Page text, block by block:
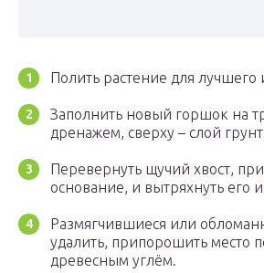
Полить растение для лучшего
Заполнить новый горшок на
дренажем, сверху – слой
Перевернуть щучий хвост,
основание, и вытряхнуть его
Размягчившиеся или
удалить, припорошить место
древесным углём.